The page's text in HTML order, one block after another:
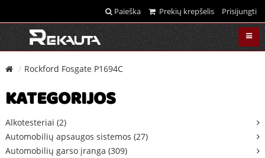
Paieška Prekių krepšelis Prisijungti
Rockford Fosgate P1694C
KATEGORIJOS
Alkotesteriai (2)
Automobilių apsaugos sistemos (27)
Automobilių garso įranga (309)